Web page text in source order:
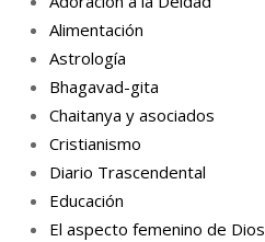
Alimentación
Astrología
Bhagavad-gita
Chaitanya y asociados
Cristianismo
Diario Trascendental
Educación
El aspecto femenino de Dios